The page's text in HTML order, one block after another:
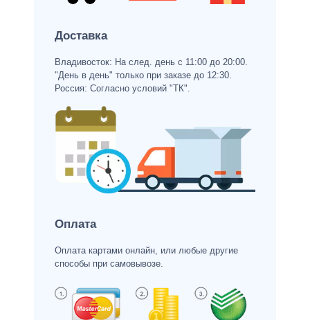
Доставка
Владивосток: На след. день с 11:00 до 20:00.
"День в день" только при заказе до 12:30.
Россия: Согласно условий "ТК".
Оплата
Оплата картами онлайн, или любые другие
способы при самовывозе.